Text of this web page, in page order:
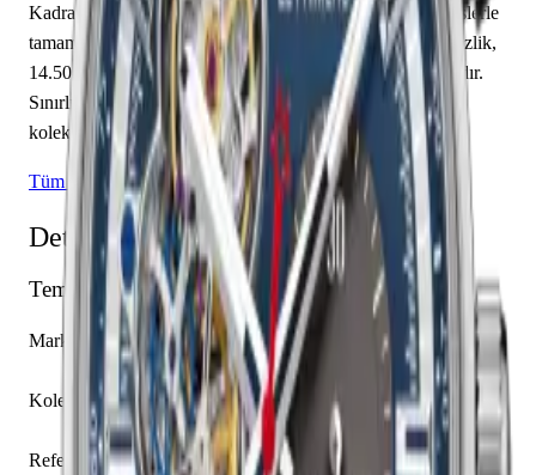
Kadran mavi renkte tasarlanmış olup çubuk / nokta indekslerle
tamamlanmıştır. Teknik detaylarında 100.00 m su geçirmezlik,
14.50 mm kasa yüksekliği, açık arka kapak öne çıkmaktadır.
Sınırlı üretim olarak piyasaya sunulan bu model,
koleksiyonerlerin ilgisini çekmektedir.
Tüm Zenith Modelleri
Detaylı Teknik Özellikler
Temel Bilgiler
Marka
Zenith
Koleksiyon
El Primero
Referans